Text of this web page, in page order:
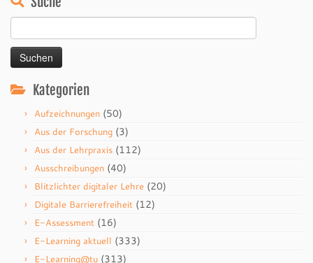
nach:
Kategorien
Aufzeichnungen (50)
Aus der Forschung (3)
Aus der Lehrpraxis (112)
Ausschreibungen (40)
Blitzlichter digitaler Lehre (20)
Digitale Barrierefreiheit (12)
E-Assessment (16)
E-Learning aktuell (333)
E-Learning@tu (313)